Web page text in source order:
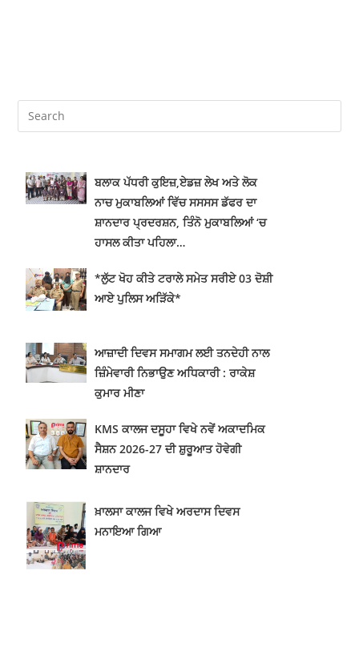
ਬਲਾਕ ਪੱਧਰੀ ਕੁਇਜ਼,ਏਡਜ਼ ਲੇਖ ਅਤੇ ਲੋਕ
ਨਾਚ ਮੁਕਾਬਲਿਆਂ ਵਿੱਚ ਸਸਸਸ ਡੱਫਰ ਦਾ
ਸ਼ਾਨਦਾਰ ਪ੍ਰਦਰਸ਼ਨ, ਤਿੰਨੋ ਮੁਕਾਬਲਿਆਂ ‘ਚ
ਹਾਸਲ ਕੀਤਾ ਪਹਿਲਾ…
*ਲੁੱਟ ਖੋਹ ਕੀਤੇ ਟਰਾਲੇ ਸਮੇਤ ਸਰੀਏ 03 ਦੋਸ਼ੀ
ਆਏ ਪੁਲਿਸ ਅੜਿੱਕੇ*
ਆਜ਼ਾਦੀ ਦਿਵਸ ਸਮਾਗਮ ਲਈ ਤਨਦੇਹੀ ਨਾਲ
ਜ਼ਿੰਮੇਵਾਰੀ ਨਿਭਾਉਣ ਅਧਿਕਾਰੀ : ਰਾਕੇਸ਼
ਕੁਮਾਰ ਮੀਣਾ
KMS ਕਾਲਜ ਦਸੂਹਾ ਵਿਖੇ ਨਵੇਂ ਅਕਾਦਮਿਕ
ਸੈਸ਼ਨ 2026-27 ਦੀ ਸ਼ੁਰੂਆਤ ਹੋਵੇਗੀ
ਸ਼ਾਨਦਾਰ
ਖ਼ਾਲਸਾ ਕਾਲਜ ਵਿਖੇ ਅਰਦਾਸ ਦਿਵਸ
ਮਨਾਇਆ ਗਿਆ